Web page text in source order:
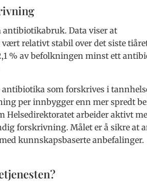
Data viser at
relativt stabil over det siste
% av befolkningen minst ett
som forskrives i
per innbygger enn mer spredt
Helsedirektoratet arbeider aktivt
forskrivning. Målet er å sikre at
kunnskapsbaserte anbefalinger.